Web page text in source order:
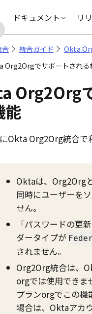
スキップ
ドキュメント リ
合 統合ガイド
Okta
Org2Orgでサポートされる
Org2Org
能
Okta Org2Org統合で
Oktaは、Org2Org
同時にユーザーを
せん。
「パスワードの更
ダータイプが
されません。
Org2Org統合は、
orgでは使用でき
プランorgでこの機
場合は、Oktaアカ